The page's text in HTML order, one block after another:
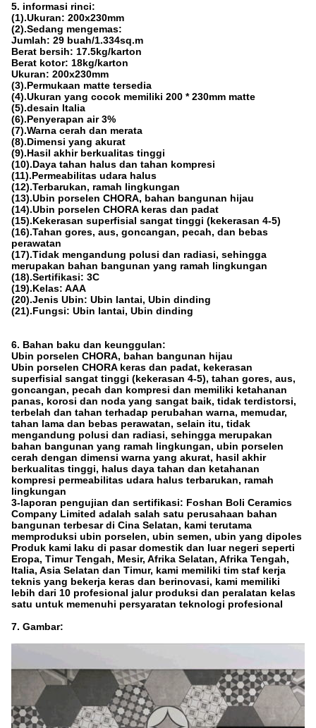
5. informasi rinci:
(1).Ukuran: 200x230mm
(2).Sedang mengemas:
Jumlah: 29 buah/1.334sq.m
Berat bersih: 17.5kg/karton
Berat kotor: 18kg/karton
Ukuran: 200x230mm
(3).Permukaan matte tersedia
(4).Ukuran yang cocok memiliki 200 * 230mm matte
(5).desain Italia
(6).Penyerapan air 3%
(7).Warna cerah dan merata
(8).Dimensi yang akurat
(9).Hasil akhir berkualitas tinggi
(10).Daya tahan halus dan tahan kompresi
(11).Permeabilitas udara halus
(12).Terbarukan, ramah lingkungan
(13).Ubin porselen CHORA, bahan bangunan hijau
(14).Ubin porselen CHORA keras dan padat
(15).Kekerasan superfisial sangat tinggi (kekerasan 4-5)
(16).Tahan gores, aus, goncangan, pecah, dan bebas
perawatan
(17).Tidak mengandung polusi dan radiasi, sehingga
merupakan bahan bangunan yang ramah lingkungan
(18).Sertifikasi: 3C
(19).Kelas: AAA
(20).Jenis Ubin: Ubin lantai, Ubin dinding
(21).Fungsi: Ubin lantai, Ubin dinding
6. Bahan baku dan keunggulan:
Ubin porselen CHORA, bahan bangunan hijau
Ubin porselen CHORA keras dan padat, kekerasan
superfisial sangat tinggi (kekerasan 4-5), tahan gores, aus,
goncangan, pecah dan kompresi dan memiliki ketahanan
panas, korosi dan noda yang sangat baik, tidak terdistorsi,
terbelah dan tahan terhadap perubahan warna, memudar,
tahan lama dan bebas perawatan, selain itu, tidak
mengandung polusi dan radiasi, sehingga merupakan
bahan bangunan yang ramah lingkungan, ubin porselen
cerah dengan dimensi warna yang akurat, hasil akhir
berkualitas tinggi, halus daya tahan dan ketahanan
kompresi permeabilitas udara halus terbarukan, ramah
lingkungan
3-laporan pengujian dan sertifikasi: Foshan Boli Ceramics
Company Limited adalah salah satu perusahaan bahan
bangunan terbesar di Cina Selatan, kami terutama
memproduksi ubin porselen, ubin semen, ubin yang dipoles
Produk kami laku di pasar domestik dan luar negeri seperti
Eropa, Timur Tengah, Mesir, Afrika Selatan, Afrika Tengah,
Italia, Asia Selatan dan Timur, kami memiliki tim staf kerja
teknis yang bekerja keras dan berinovasi, kami memiliki
lebih dari 10 profesional jalur produksi dan peralatan kelas
satu untuk memenuhi persyaratan teknologi profesional
7. Gambar: